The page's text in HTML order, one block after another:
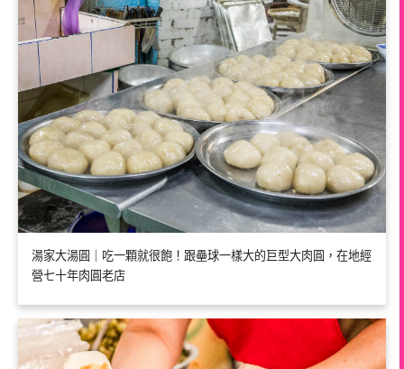
湯家大湯圓｜吃一顆就很飽！跟壘球一樣大的巨型大肉圓，在地經
營七十年肉圓老店